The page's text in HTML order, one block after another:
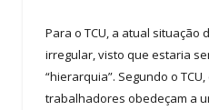
Para o TCU, a atual
irregular, visto que estaria
“hierarquia”. Segundo o
trabalhadores obedeçam a